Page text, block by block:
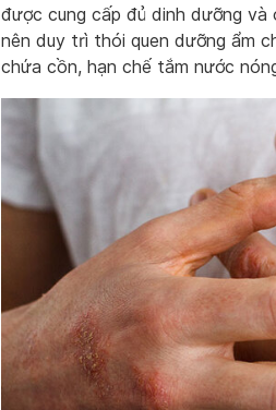
được cung cấp đủ dinh dưỡng
nên duy trì thói quen dưỡng ẩm
chứa cồn, hạn chế tắm nước